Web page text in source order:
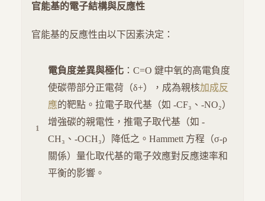
官能基的電子結構與反應性
官能基的反應性由以下因素決定：
電負度差異與極化 ：C=O 鍵中氧的高電負度
使碳帶部分正電荷（δ+），成為親核加成反
應的靶點。拉電子取代基（如 -CF₃、-NO₂）
增強碳的親電性，推電子取代基（如 -
CH₃、-OCH₃）降低之。Hammett 方程（σ-ρ
關係）量化取代基的電子效應對反應速率和
平衡的影響。